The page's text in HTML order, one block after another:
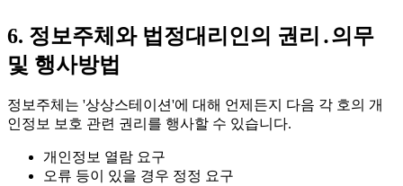
6. 정보주체와 법정대리인의 권리․의무
및 행사방법
정보주체는 '상상스테이션'에 대해 언제든지 다음 각 호의 개
인정보 보호 관련 권리를 행사할 수 있습니다.
개인정보 열람 요구
오류 등이 있을 경우 정정 요구